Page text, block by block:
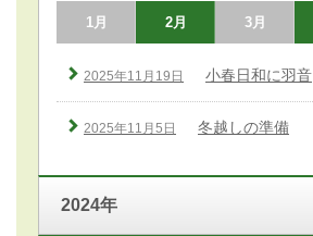
1月 2月 3月
2025年11月19日 小春日和に羽音
2025年11月5日 冬越しの準備
2024年